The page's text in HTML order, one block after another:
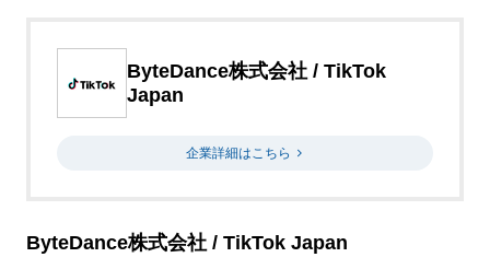
ByteDance株式会社 / TikTok
Japan
企業詳細はこちら
ByteDance株式会社 / TikTok Japan